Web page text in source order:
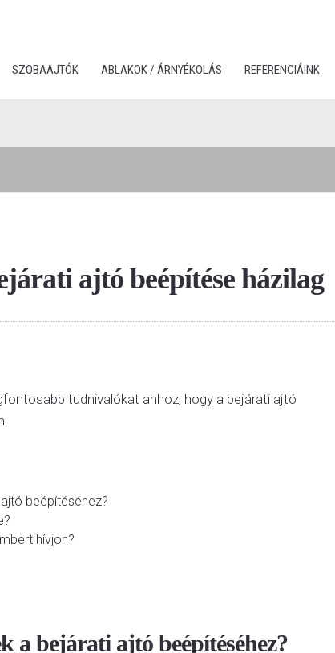
SZOBAAJTÓK ABLAKOK / ÁRNYÉKOLÁS REFERENCIÁINK
ajtó beépítése házilag
tudnivalókat ahhoz, hogy a bejárati ajtó
beépítéséhez?
hívjon?
a bejárati ajtó beépítéséhez?